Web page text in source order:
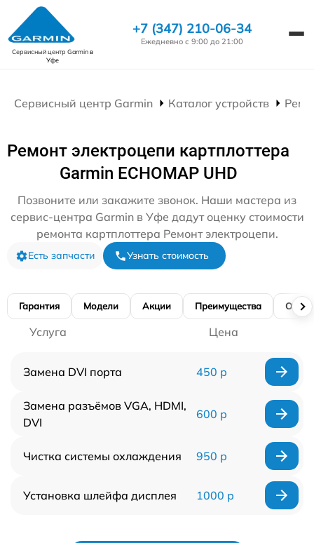
Сервисный центр Garminв
Уфе
+7 (347) 210-06-34
Ежедневно с 9:00 до 21:00
Сервисный центр Garmin Каталог устройств
Ремонт электроцепи картплоттера
Garmin ECHOMAP UHD
Позвоните или закажите звонок. Наши мастера из
сервис-центра Garmin в Уфе дадут оценку стоимости
ремонта картплоттера Ремонт электроцепи.
Есть запчасти Узнать стоимость
Гарантия Модели Акции Преимущества
Услуга Цена
Замена DVI порта 450 р
Замена разъёмов VGA, HDMI,
DVI
600 р
Чистка системы охлаждения 950 р
Установка шлейфа дисплея 1000 р